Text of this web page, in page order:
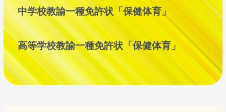
中学校教諭一種免許状「保健体育」
高等学校教諭一種免許状「保健体育」